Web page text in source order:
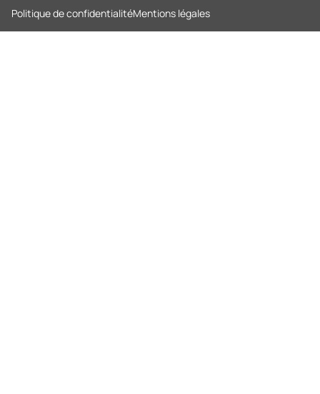
Politique de confidentialitéMentions légales